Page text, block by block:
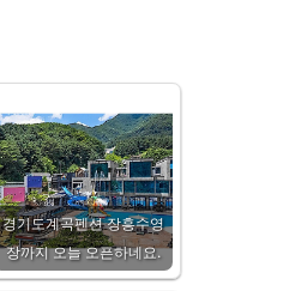
경기도계곡펜션 장흥수영
장까지 오늘 오픈하네요.